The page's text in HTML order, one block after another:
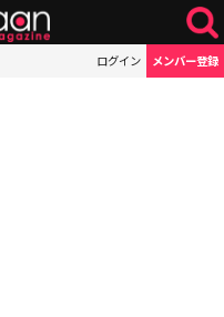
ログイン メンバー登録